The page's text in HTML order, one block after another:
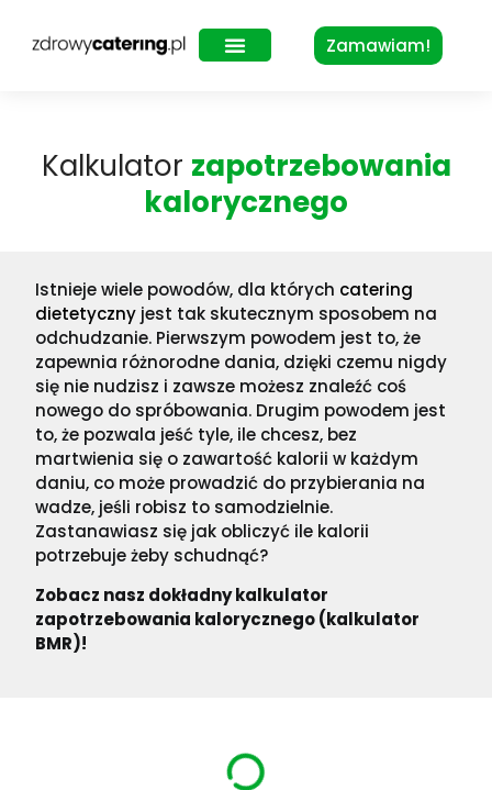
Zamawiam!
Kalkulator zapotrzebowania
kalorycznego
Istnieje wiele powodów, dla których catering
dietetyczny jest tak skutecznym sposobem na
odchudzanie. Pierwszym powodem jest to, że
zapewnia różnorodne dania, dzięki czemu nigdy
się nie nudzisz i zawsze możesz znaleźć coś
nowego do spróbowania. Drugim powodem jest
to, że pozwala jeść tyle, ile chcesz, bez
martwienia się o zawartość kalorii w każdym
daniu, co może prowadzić do przybierania na
wadze, jeśli robisz to samodzielnie.
Zastanawiasz się jak obliczyć ile kalorii
potrzebuje żeby schudnąć?
Zobacz nasz dokładny kalkulator
zapotrzebowania kalorycznego (kalkulator
BMR)!